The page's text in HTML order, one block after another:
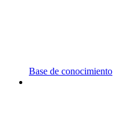
Base de conocimiento